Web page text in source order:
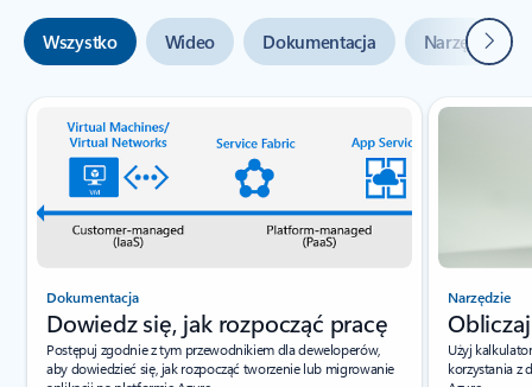
Wszystko Wideo Dokumentacja NarzędziaDalej
Wskaźnik slajdu {0} {1}
Dokumentacja
Dowiedz się, jak rozpocząć pracę
Postępuj zgodnie z tym przewodnikiem dla deweloperów,
aby dowiedzieć się, jak rozpocząć tworzenie lub migrowanie
Narzędzie
Użyj
korzystania z